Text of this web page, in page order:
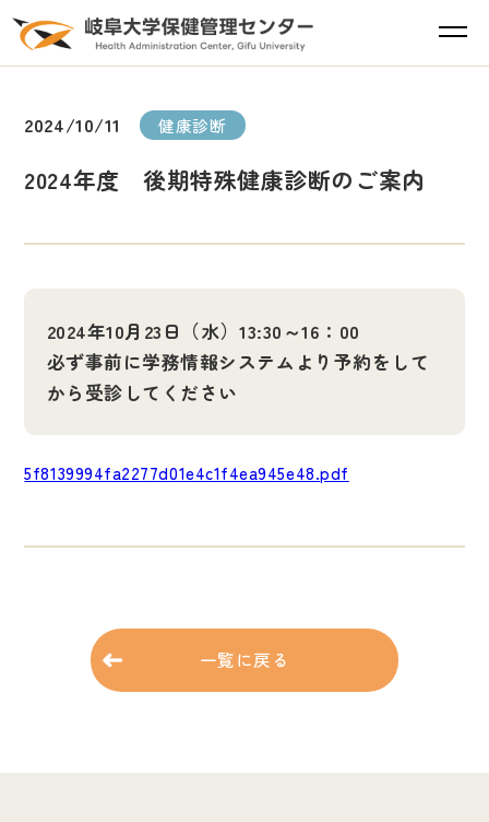
2024/10/11 健康診断
2024年度 後期特殊健康診断のご案内
2024年10月23日（水）13:30～16：00
必ず事前に学務情報システムより予約をして
から受診してください
5f8139994fa2277d01e4c1f4ea945e48.pdf
一覧に戻る